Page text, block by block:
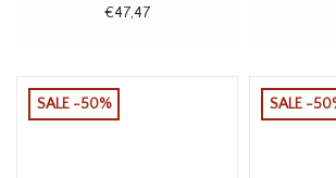
€47,47
SALE -50% SALE -